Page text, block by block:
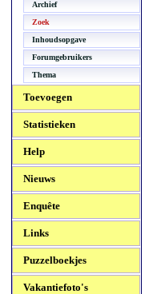
Archief
Zoek
Inhoudsopgave
Forumgebruikers
Thema
Toevoegen
Statistieken
Help
Nieuws
Enquête
Links
Puzzelboekjes
Vakantiefoto's